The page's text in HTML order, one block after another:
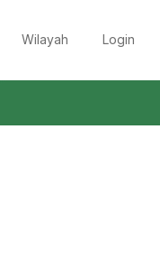
Wilayah Login